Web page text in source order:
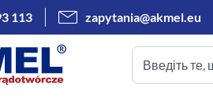
113 zapytania@akmel.eu
Введіть